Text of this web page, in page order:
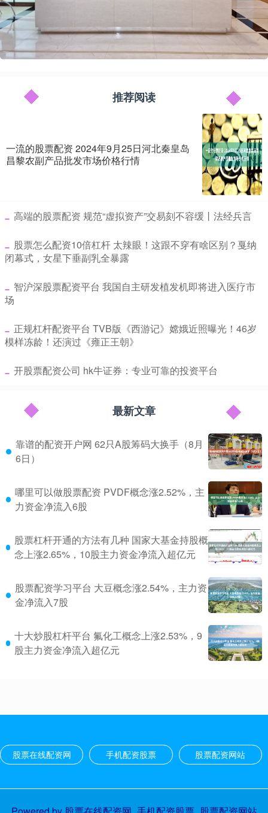
推荐阅读
一流的股票配资 2024年9月25日河北秦皇岛
昌黎农副产品批发市场价格行情
​高端的股票配资 规范“虚拟资产”交易刻不容缓丨法经兵言
​股票怎么配资10倍杠杆 太辣眼！这跟不穿有啥区别？戛纳
闭幕式，女星下垂副乳全暴露
​智沪深股票配资平台 我国自主研发植发机即将进入医疗市
场
​正规杠杆配资平台 TVB版《西游记》嫦娥近照曝光！46岁
模样冻龄！还演过《雍正王朝》
​开股票配资公司 hk牛证券：专业可靠的投资平台
最新文章
靠谱的配资开户网 62只A股筹码大换手（8月
6日）
哪里可以做股票配资 PVDF概念涨2.52%，主
力资金净流入6股
股票杠杆开通的方法有几种 国家大基金持股概
念上涨2.65%，10股主力资金净流入超亿元
股票配资学习平台 大豆概念涨2.54%，主力资
金净流入7股
十大炒股杠杆平台 氟化工概念上涨2.53%，9
股主力资金净流入超亿元
股票在线配资网 手机配资股票 股票配资网站